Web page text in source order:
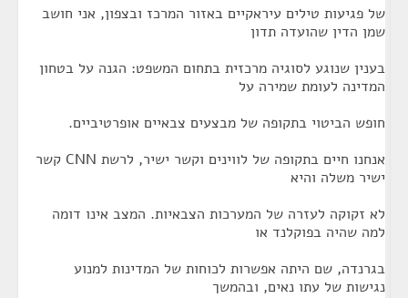
של פגיעות טילים עיראקיים באזור המרכז ובצפון, אני חושב
שמן הדין שהועדה תדון
בענין שנוגע לסוגיה מרכזית בתחום המשפט: הגנה על בטחון
המדינה לעומת שמירה על
חופש הביטוי בתקופה של מבצעים צבאיים אופרטיביים.
אנחנו חיים בתקופה של לווינים וקשר ישיר, לרשת CNN קשר
ישיר משלה והיא
לא זקוקה לעזרה של המערכות הצבאיות. המצב אינו דומה
למה שהיה בפוקלנד או
בגרנדה, שם היתה אפשרות לכוחות של המדינות למנוע
נגישות של עתו נאים, ובהמשך